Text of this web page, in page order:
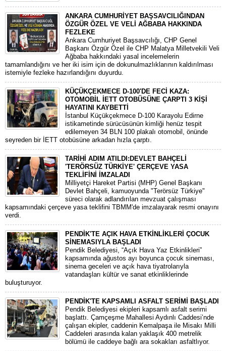
ANKARA CUMHURİYET BAŞSAVCILIĞINDAN
ÖZGÜR ÖZEL VE VELİ AĞBABA HAKKINDA
FEZLEKE
​Ankara Cumhuriyet Başsavcılığı, CHP Genel
Başkanı Özgür Özel ile CHP Malatya Milletvekili Veli
Ağbaba hakkındaki yasal incelemelerin
tamamlandığını ve her iki isim için de dokunulmazlıklarının kaldırılması
istemiyle fezleke hazırlandığını duyurdu.
KÜÇÜKÇEKMECE D-100'DE FECİ KAZA:
OTOMOBİL İETT OTOBÜSÜNE ÇARPTI 3 KİŞİ
HAYATINI KAYBETTİ
​İstanbul Küçükçekmece D-100 Karayolu Edirne
istikametinde sürücüsünün kimliği henüz tespit
edilemeyen 34 BLN 100 plakalı otomobil, önünde
seyreden bir İETT otobüsüne arkadan hızla çarptı.
TARİHİ ADIM ATILDI:DEVLET BAHÇELİ
'TERÖRSÜZ TÜRKİYE' ÇERÇEVE YASA
TEKLİFİNİ İMZALADI
​Milliyetçi Hareket Partisi (MHP) Genel Başkanı
Devlet Bahçeli, kamuoyunda "Terörsüz Türkiye"
süreci olarak adlandırılan mevzuat çalışması
kapsamındaki çerçeve yasa teklifini TBMM'de imzalayarak resmi onayını
verdi.
PENDİK'TE AÇIK HAVA ETKİNLİKLERİ ÇOCUK
SİNEMASIYLA BAŞLADI
Pendik Belediyesi, “Açık Hava Yaz Etkinlikleri”
kapsamında ağustos ayı boyunca çocuk sineması,
sinema geceleri ve açık hava tiyatrolarıyla
vatandaşları kültür ve sanat etkinliklerinde
buluşturuyor.
PENDİK'TE KAPSAMLI ASFALT SERİMİ BAŞLADI
Pendik Belediyesi ekipleri kapsamlı asfalt serimi
başlattı. Çamçeşme Mahallesi Aydınlı Caddesi’nde
çalışan ekipler, caddenin Kemalpaşa ile Misakı Milli
Caddeleri arasında kalan yaklaşık 400 metrelik
bölümü ile caddeye bağlı ara sokakları asfaltlıyor.